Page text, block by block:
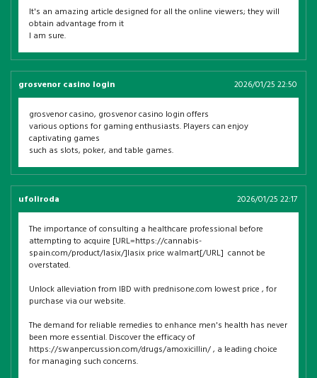
It's an amazing article designed for all the online viewers; they will
obtain advantage from it
I am sure.
grosvenor casino login 2026/01/25 22:50
grosvenor casino, grosvenor casino login offers
various options for gaming enthusiasts. Players can enjoy
captivating games
such as slots, poker, and table games.
ufoliroda 2026/01/25 22:17
The importance of consulting a healthcare professional before
attempting to acquire [URL=https://cannabis-
spain.com/product/lasix/]lasix price walmart[/URL] cannot be
overstated.
Unlock alleviation from IBD with prednisone.com lowest price , for
purchase via our website.
The demand for reliable remedies to enhance men's health has never
been more essential. Discover the efficacy of
https://swanpercussion.com/drugs/amoxicillin/ , a leading choice
for managing such concerns.